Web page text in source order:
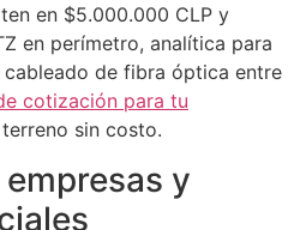
en $5.000.000 CLP y
en perímetro, analítica para
de fibra óptica entre
cotización para tu
sin costo.
y